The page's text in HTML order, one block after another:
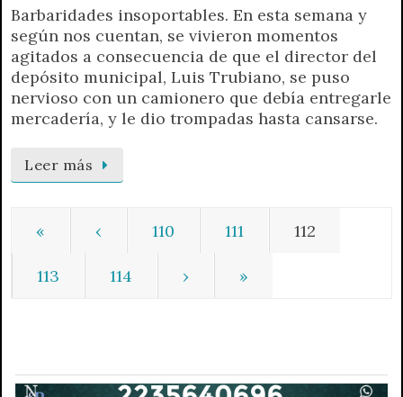
Barbaridades insoportables. En esta semana y
según nos cuentan, se vivieron momentos
agitados a consecuencia de que el director del
depósito municipal, Luis Trubiano, se puso
nervioso con un camionero que debía entregarle
mercadería, y le dio trompadas hasta cansarse.
Leer más
« ‹ 110 111 112
113 114 › »